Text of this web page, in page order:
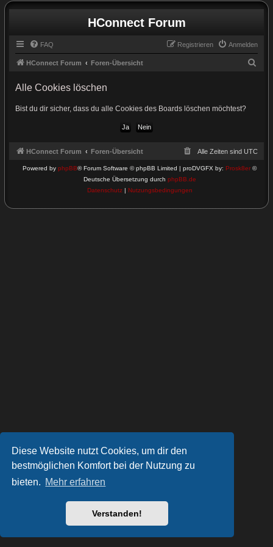
Diese Website nutzt Cookies, um dir den
bestmöglichen Komfort bei der Nutzung zu
bieten. Mehr erfahren
Verstanden!
HConnect Forum
FAQ Anmelden
Registrieren
HConnect Forum Foren-Übersicht
Alle Cookies löschen
Bist du dir sicher, dass du alle Cookies des Boards löschen möchtest?
HConnect Forum Foren-Übersicht Alle Zeiten sind UTC
Powered by phpBB® Forum Software © phpBB Limited | proDVGFX by: Prosk8er ©
Deutsche Übersetzung durch phpBB.de
Datenschutz| Nutzungsbedingungen